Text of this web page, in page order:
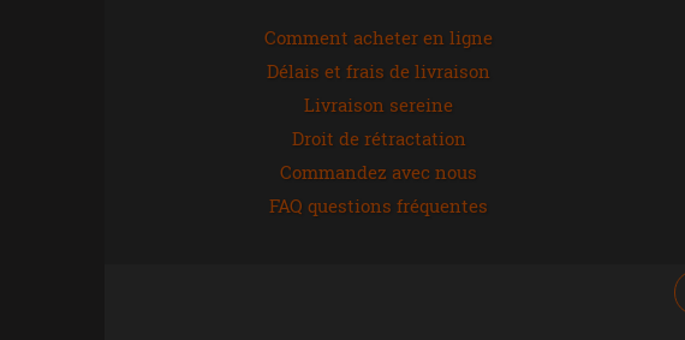
Comment acheter en ligne
Délais et frais de livraison
Livraison sereine
Droit de rétractation
Commandez avec nous
FAQ questions fréquentes